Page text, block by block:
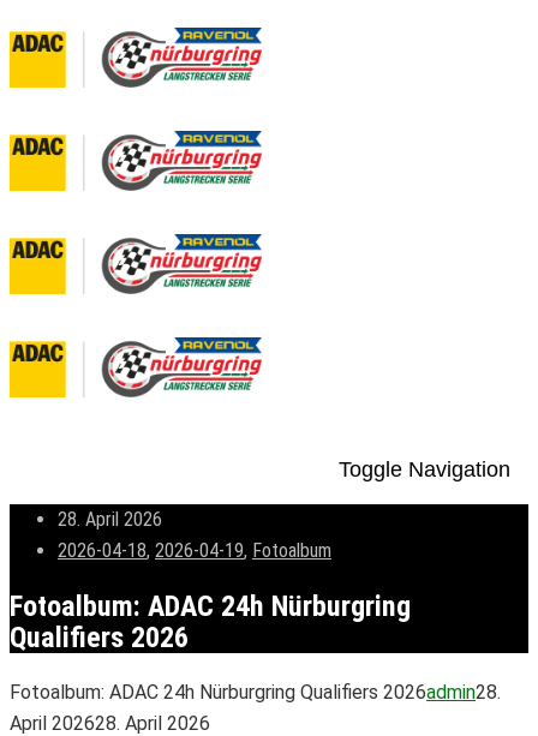
Toggle Navigation
28. April 2026
2026-04-18, 2026-04-19, Fotoalbum
Fotoalbum: ADAC 24h Nürburgring
Qualifiers 2026
Fotoalbum: ADAC 24h Nürburgring Qualifiers 2026admin28.
April 202628. April 2026